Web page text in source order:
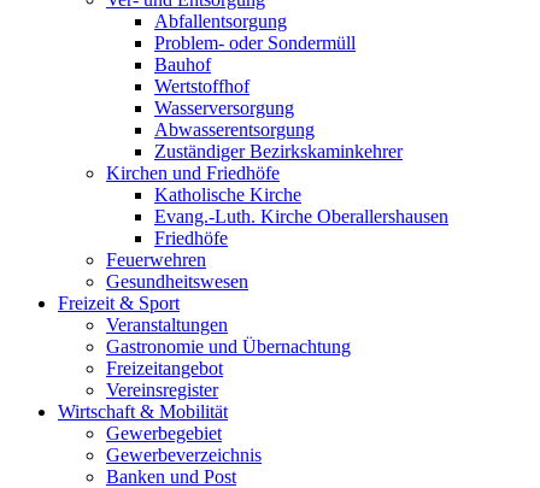
Abfallentsorgung
Problem- oder Sondermüll
Bauhof
Wertstoffhof
Wasserversorgung
Abwasserentsorgung
Zuständiger Bezirkskaminkehrer
Kirchen und Friedhöfe
Katholische Kirche
Evang.-Luth. Kirche Oberallershausen
Friedhöfe
Feuerwehren
Gesundheitswesen
Freizeit & Sport
Veranstaltungen
Gastronomie und Übernachtung
Freizeitangebot
Vereinsregister
Wirtschaft & Mobilität
Gewerbegebiet
Gewerbeverzeichnis
Banken und Post